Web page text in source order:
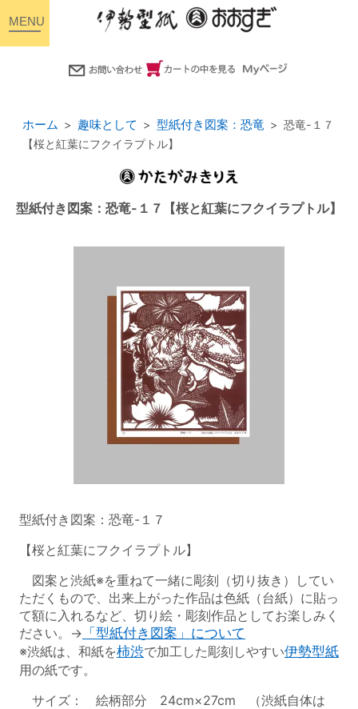
ホーム 趣味として 型紙付き図案：恐竜
恐竜-１７
【桜と紅葉にフクイラプトル】
型紙付き図案：恐竜-１７【桜と紅葉にフクイラプトル】
型紙付き図案：恐竜-１７
【桜と紅葉にフクイラプトル】
図案と渋紙※を重ねて一緒に彫刻（切り抜き）してい
ただくもので、出来上がった作品は色紙（台紙）に貼っ
て額に入れるなど、切り絵・彫刻作品としてお楽しみく
ださい。→ 「型紙付き図案」について
※渋紙は、和紙を柿渋で加工した彫刻しやすい伊勢型紙
用の紙です。
サイズ： 絵柄部分 24cm×27cm （渋紙自体は
toggle
navigation